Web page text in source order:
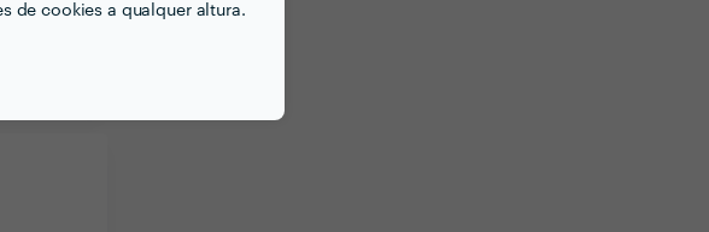
de cookies a qualquer altura.